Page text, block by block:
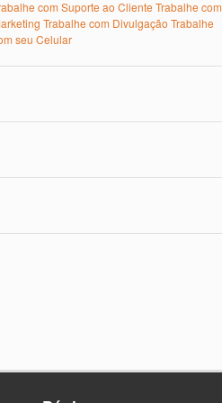
com Suporte ao Cliente Trabalhe com
Trabalhe com Divulgação Trabalhe
seu Celular